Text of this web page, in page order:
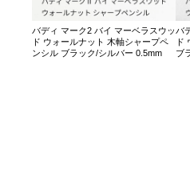
バディ マーク2 バイ マーベラスウッ
ド ウォールナット 木軸シャープペ
ンシル ブラック/シルバー 0.5mm
バ
ド
ブ